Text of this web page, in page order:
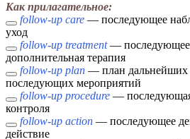
Как прилагательное:
follow-up care — последующее
уход
follow-up treatment— последующее
дополнительная терапия
follow-up plan — план дальнейших
последующих мероприятий
follow-up procedure —
контроля
follow-up action — последующее
действие